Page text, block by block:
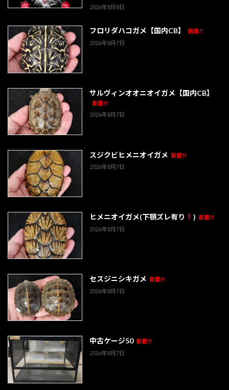
2026年8月8日
フロリダハコガメ【国内CB】
新着!!
2026年8月7日
サルヴィンオオニオイガメ【国内CB】
新着!!
2026年8月7日
スジクビヒメニオイガメ 新着!!
2026年8月7日
ヒメニオイガメ(下顎ズレ有り ) 新着!!
2026年8月7日
セスジニシキガメ 新着!!
2026年8月7日
中古ケージ50 新着!!
2026年8月7日